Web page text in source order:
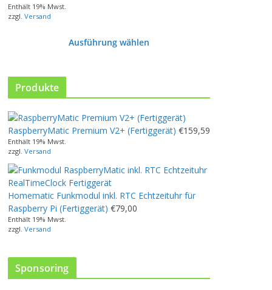
Enthält 19% Mwst.
zzgl. Versand
Ausführung wählen
s
e
s
P
r
o
d
u
k
t
w
t
Produkte
RaspberryMatic Premium V2+ (Fertiggerät) €159,59
Enthält 19% Mwst.
zzgl. Versand
Homematic Funkmodul inkl. RTC Echtzeituhr für
Raspberry Pi (Fertiggerät) €79,00
Enthält 19% Mwst.
zzgl. Versand
Sponsoring